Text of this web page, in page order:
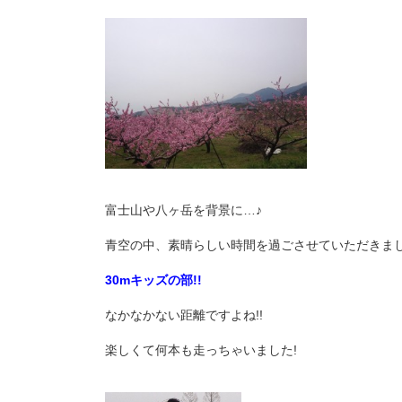
富士山や八ヶ岳を背景に…♪
青空の中、素晴らしい時間を過ごさせていただきま
30mキッズの部!!
なかなかない距離ですよね!!
楽しくて何本も走っちゃいました!